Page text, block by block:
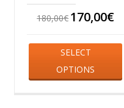
180,00€ 170,00€
SELECT
OPTIONS